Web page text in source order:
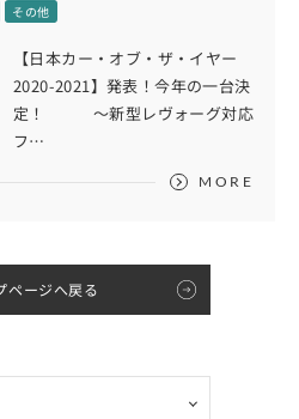
その他
【日本カー・オブ・ザ・イヤー
2020-2021】発表！今年の一台決
定！ ～新型レヴォーグ対応
フ…
MORE
ページへ戻る